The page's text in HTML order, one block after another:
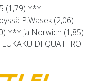
(1,79) ***
P.Wasek (2,06)
*** ja Norwich (1,85)
DI QUATTRO